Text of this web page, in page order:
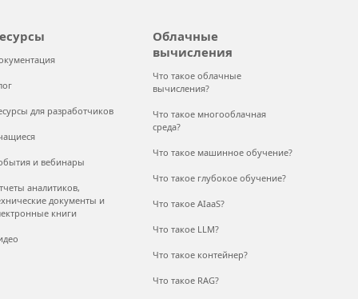
для разработчиков
и вебинары
аналитиков,
документы и
книги
Облачные
вычисления
Что такое облачные
вычисления?
Что такое многооблачная
среда?
Что такое машинное обучение?
Что такое глубокое обучение?
Что такое AIaaS?
Что такое LLM?
Что такое контейнер?
Что такое RAG?